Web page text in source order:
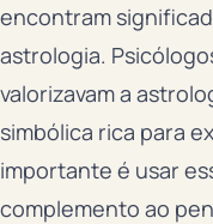
encontram
astrologia.
valorizavam a
simbólica rica para
importante é usar
complemento ao